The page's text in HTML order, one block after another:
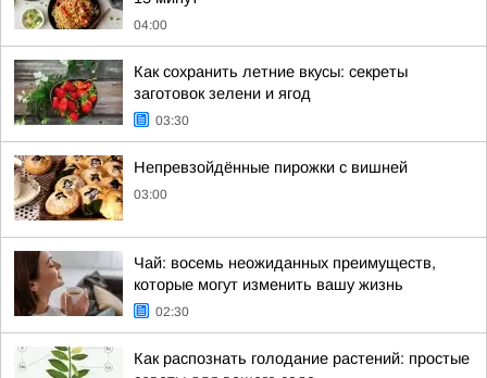
04:00
Как сохранить летние вкусы: секреты
заготовок зелени и ягод
03:30
Непревзойдённые пирожки с вишней
03:00
Чай: восемь неожиданных преимуществ,
которые могут изменить вашу жизнь
02:30
Как распознать голодание растений: простые